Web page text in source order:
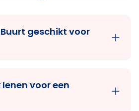
Buurt geschikt voor
voor een